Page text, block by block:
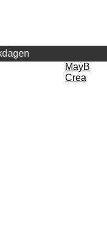
MayB
Crea